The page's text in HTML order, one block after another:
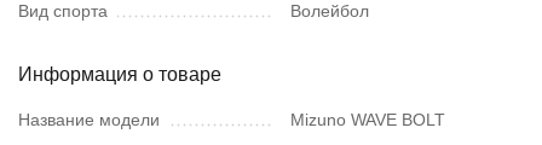
Вид спорта
Волейбол
Информация о товаре
Название модели
Mizuno WAVE BOLT